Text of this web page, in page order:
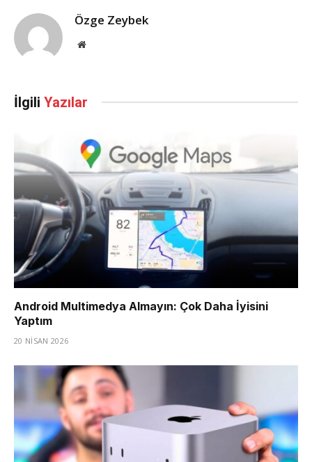
Özge Zeybek
Web
İlgili Yazılar
Android Multimedya Almayın: Çok Daha İyisini
Yaptım
20 NISAN 2026